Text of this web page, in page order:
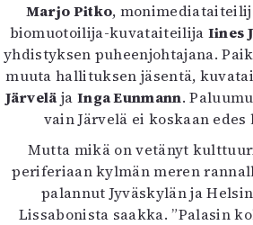
Marjo Pitko,
biomuotoilija-kuvataiteilija Iines
yhdistyksen puheenjohtajana.
muuta hallituksen jäsentä,
Järvelä ja Inga Eunmann.
vain Järvelä ei koskaan
Mutta mikä on vetänyt
periferiaan kylmän meren
palannut Jyväskylän ja
Lissabonista saakka. ”Palasin